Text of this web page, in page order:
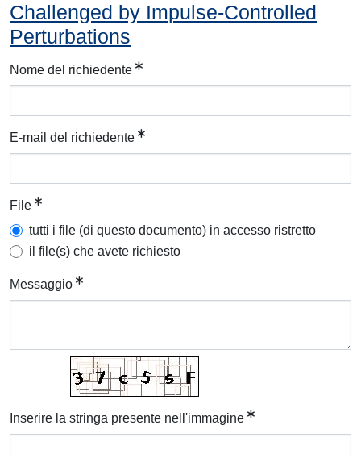
Challenged by Impulse-Controlled
Perturbations
Nome del richiedente
E-mail del richiedente
File
tutti i file (di questo documento) in accesso ristretto
il file(s) che avete richiesto
Messaggio
Inserire la stringa presente nell'immagine